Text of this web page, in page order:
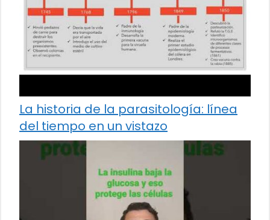
La historia de la parasitología: línea
del tiempo en un vistazo